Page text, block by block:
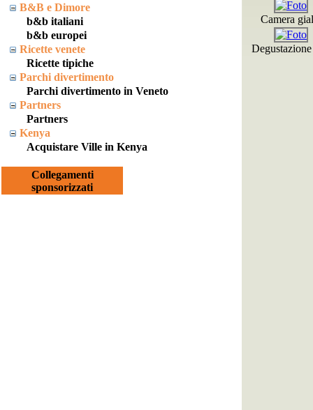
B&B e Dimore
b&b italiani
b&b europei
Ricette venete
Ricette tipiche
Parchi divertimento
Parchi divertimento in Veneto
Partners
Partners
Kenya
Acquistare Ville in Kenya
Collegamenti
sponsorizzati
Camera